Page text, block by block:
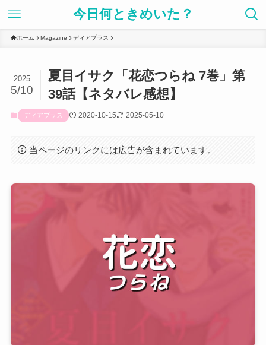
今日何ときめいた？
ホーム Magazine ディアプラス
夏目イサク「花恋つらね 7巻」第
39話【ネタバレ感想】
2025
5/10
ディアプラス 2020-10-15 2025-05-10
当ページのリンクには広告が含まれています。